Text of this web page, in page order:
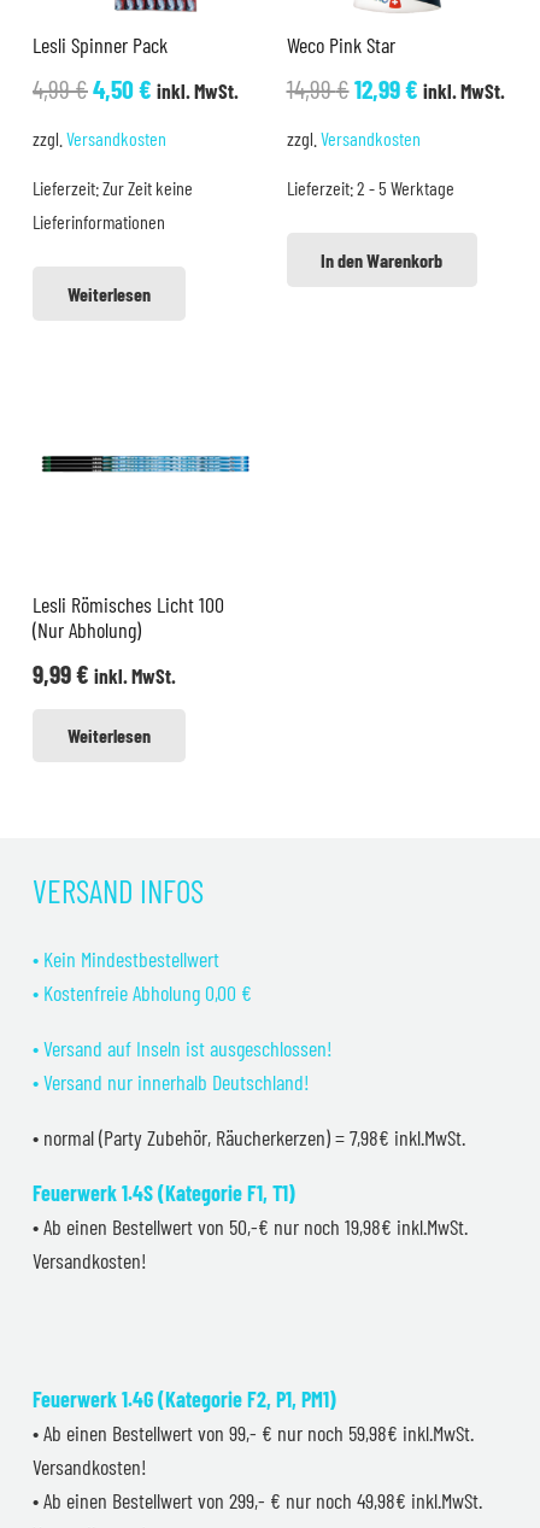
Lesli Spinner Pack
4,99€Ursprünglicher
4,99 €
4,50€Aktueller
4,50 €.
inkl. MwSt.
zzgl. Versandkosten
Lieferzeit:Zur Zeit keine
Lieferinformationen
Weiterlesen
Weco Pink Star
14,99€Ursprünglicher
14,99 €
12,99€Aktueller
12,99 €.
inkl. MwSt.
zzgl. Versandkosten
Lieferzeit:2 - 5 Werktage
In den Warenkorb
Lesli Römisches Licht 100
(Nur Abholung)
9,99€ inkl. MwSt.
Weiterlesen
VERSAND INFOS
• Kein Mindestbestellwert
• Kostenfreie Abholung 0,00 €
• Versand auf Inseln ist ausgeschlossen!
• Versand nur innerhalb Deutschland!
• normal (Party Zubehör, Räucherkerzen) = 7,98€ inkl.MwSt.
Feuerwerk 1.4S (Kategorie F1, T1)
• Ab einen Bestellwert von 50,-€ nur noch 19,98€ inkl.MwSt.
Versandkosten!
Feuerwerk 1.4G (Kategorie F2, P1, PM1)
• Ab einen Bestellwert von 99,- € nur noch 59,98€ inkl.MwSt.
Versandkosten!
• Ab einen Bestellwert von 299,- € nur noch 49,98€ inkl.MwSt.